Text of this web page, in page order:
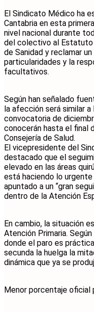
El Sindicato Médico ha
Cantabria en esta
nivel nacional durante
del colectivo al Estatuto
de Sanidad y reclamar
particularidades y la
facultativos.
Según han señalado
la afección será similar
convocatoria de
conocerán hasta el final
Consejería de Salud.
El vicepresidente del
destacado que el
elevado en las áreas
está haciendo lo urgente
apuntado a un “gran
dentro de la Atención
En cambio, la situación
Atención Primaria.
donde el paro es
secunda la huelga la
dinámica que ya se
Menor porcentaje oficial